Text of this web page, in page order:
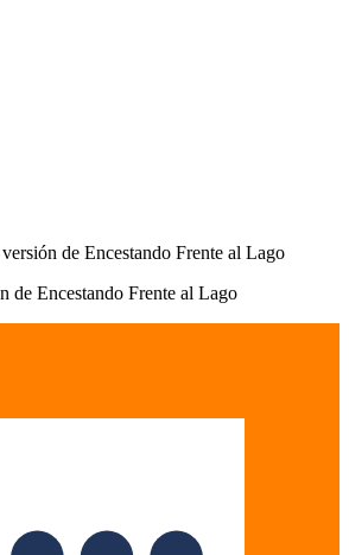
de Encestando Frente al Lago
de Encestando Frente al Lago